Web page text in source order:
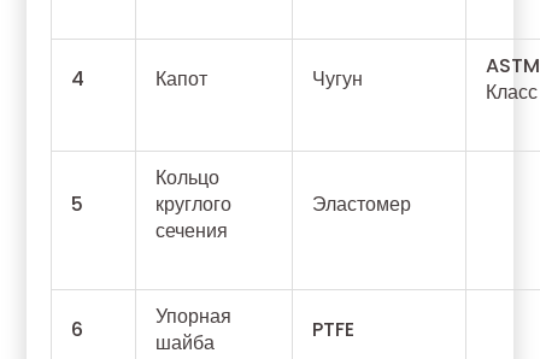
4 Капот Чугун
5
Кольцо
круглого
сечения
Эластомер
6
Упорная
шайба
PTFE